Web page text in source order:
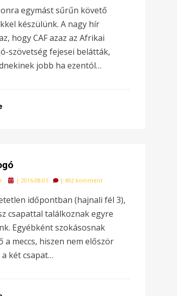
egymást sűrűn követő
készülünk. A nagy hír
hogy CAF azaz az Afrikai
szövetség fejesei belátták,
jobb ha ezentól…
Posted
|2016-08-01 |492 komment
időpontban (hajnali fél 3),
csapattal találkoznak egyre
Egyébként szokásosnak
a meccs, hiszen nem először
két csapat…